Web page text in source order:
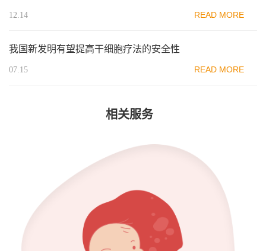
12.14 READ MORE
我国新发明有望提高干细胞疗法的安全性
07.15 READ MORE
相关服务